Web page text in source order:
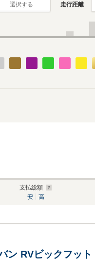
選択する 走行距離
支払総額
安
高
ン RVビックフッ